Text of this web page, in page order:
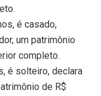
é casado,
um patrimônio
completo.
é solteiro, declara
de R$